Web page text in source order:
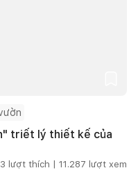
triết lý thiết kế của
3 lượt thích | 11.287 lượt xem